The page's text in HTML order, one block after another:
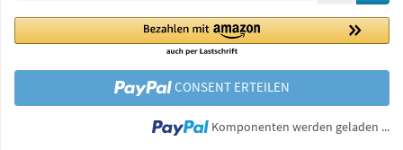
CONSENT ERTEILEN
Komponenten werden geladen ...